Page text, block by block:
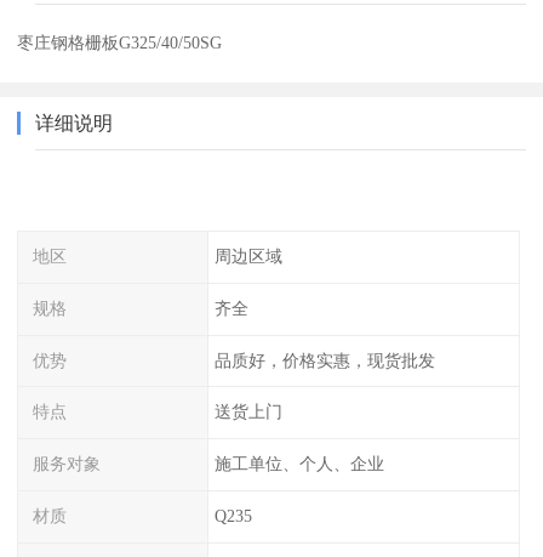
枣庄钢格栅板G325/40/50SG
详细说明
地区 周边区域
规格 齐全
优势 品质好，价格实惠，现货批发
特点 送货上门
服务对象 施工单位、个人、企业
材质 Q235